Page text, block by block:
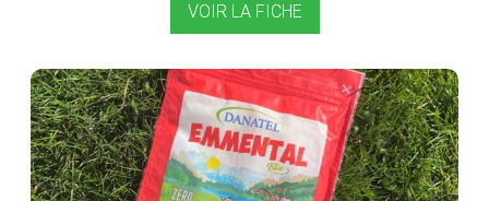
VOIR LA FICHE